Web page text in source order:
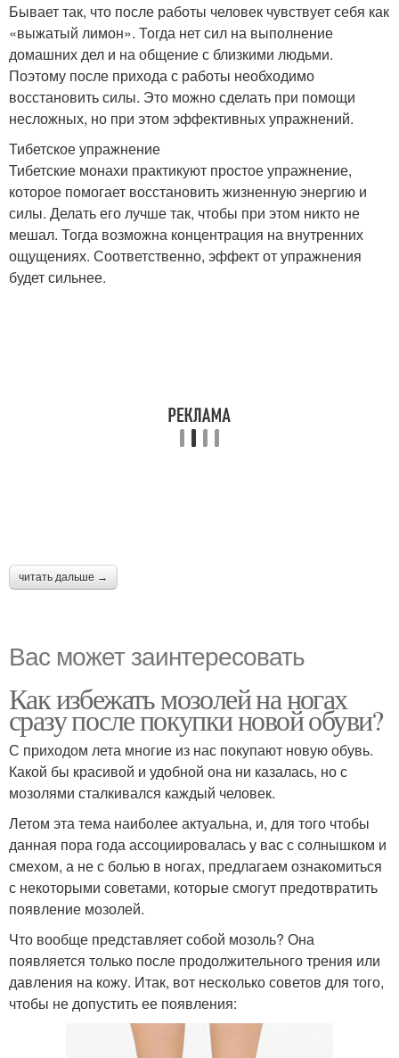
Бывает так, что после работы человек чувствует себя как
«выжатый лимон». Тогда нет сил на выполнение
домашних дел и на общение с близкими людьми.
Поэтому после прихода с работы необходимо
восстановить силы. Это можно сделать при помощи
несложных, но при этом эффективных упражнений.
Тибетское упражнение
Тибетские монахи практикуют простое упражнение,
которое помогает восстановить жизненную энергию и
силы. Делать его лучше так, чтобы при этом никто не
мешал. Тогда возможна концентрация на внутренних
ощущениях. Соответственно, эффект от упражнения
будет сильнее.
читать дальше →
Вас может заинтересовать
Как избежать мозолей на ногах
сразу после покупки новой обуви?
С приходом лета многие из нас покупают новую обувь.
Какой бы красивой и удобной она ни казалась, но с
мозолями сталкивался каждый человек.
Летом эта тема наиболее актуальна, и, для того чтобы
данная пора года ассоциировалась у вас с солнышком и
смехом, а не с болью в ногах, предлагаем ознакомиться
с некоторыми советами, которые смогут предотвратить
появление мозолей.
Что вообще представляет собой мозоль? Она
появляется только после продолжительного трения или
давления на кожу. Итак, вот несколько советов для того,
чтобы не допустить ее появления: